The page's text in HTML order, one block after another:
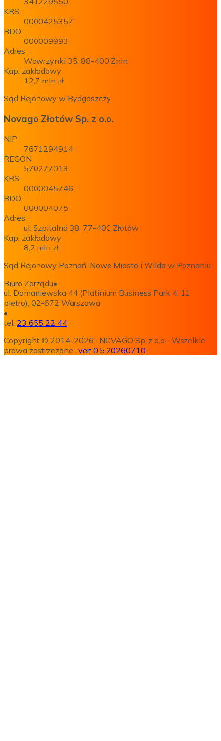
KRS
0000425357
BDO
000009993
Adres
Wawrzynki 35, 88-400 Żnin
Kap. zakładowy
12,7 mln zł
Sąd Rejonowy w Bydgoszczy
Novago Złotów Sp. z o.o.
NIP
7671294914
REGON
570277013
KRS
0000045746
BDO
000004075
Adres
ul. Szpitalna 38, 77-400 Złotów
Kap. zakładowy
8,2 mln zł
Sąd Rejonowy Poznań-Nowe Miasto i Wilda w Poznaniu
Biuro Zarządu•
ul. Domaniewska 44 (Platinium Business Park 4, 11
piętro), 02-672 Warszawa
•
tel. 23 655 22 44
Copyright © 2014–2026 · NOVAGO Sp. z o.o. · Wszelkie
prawa zastrzeżone · ver: 0.5.20260710